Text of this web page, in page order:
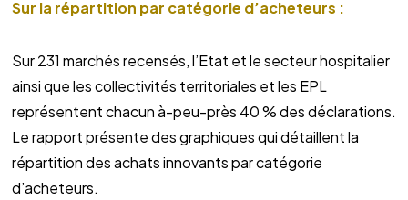
Sur la répartition par catégorie d’acheteurs :
Sur 231 marchés recensés, l’Etat et le secteur hospitalier
ainsi que les collectivités territoriales et les EPL
représentent chacun à-peu-près 40 % des déclarations.
Le rapport présente des graphiques qui détaillent la
répartition des achats innovants par catégorie
d’acheteurs.